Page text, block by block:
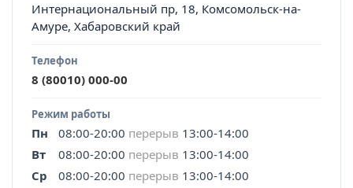
Интернациональный пр, 18, Комсомольск-на-
Амуре, Хабаровский край
Телефон
8 (80010) 000-00
Режим работы
Пн 08:00-20:00 перерыв 13:00-14:00
Вт
08:00-20:00 перерыв 13:00-14:00
Ср
08:00-20:00 перерыв 13:00-14:00